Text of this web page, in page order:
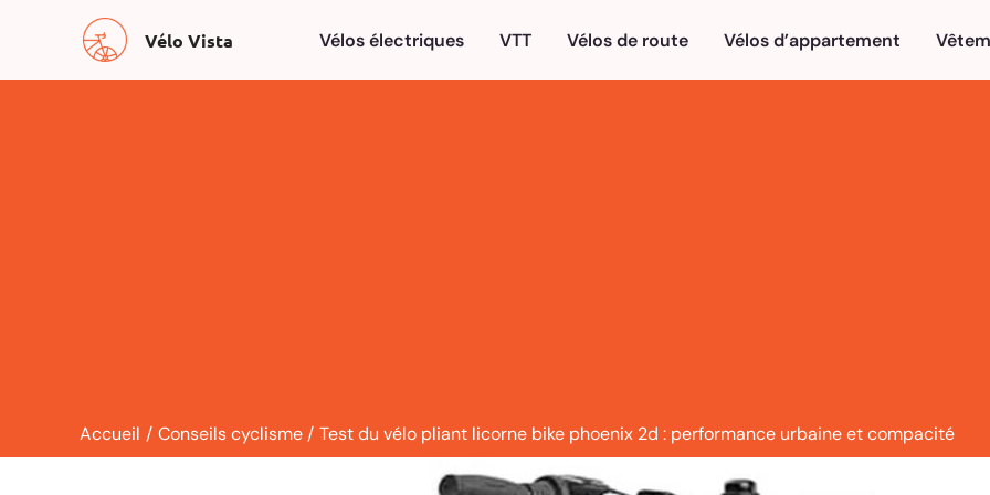
contenu
Vélo Vista Vélos électriques VTT Vélos de route Vélos d’appartement
Accueil Conseils cyclisme Test du vélo pliant licorne bike phoenix 2d : performance urbaine et compacité